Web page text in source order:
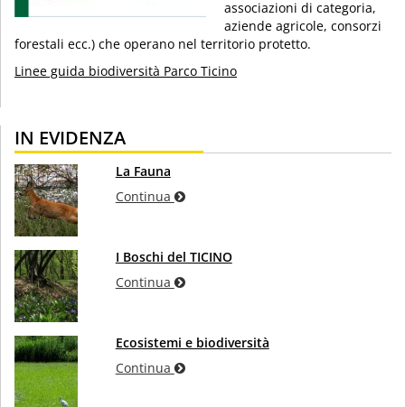
associazioni di categoria,
aziende agricole, consorzi
forestali ecc.) che operano nel territorio protetto.
Linee guida biodiversità Parco Ticino
IN EVIDENZA
La Fauna
Continua
I Boschi del TICINO
Continua
Ecosistemi e biodiversità
Continua